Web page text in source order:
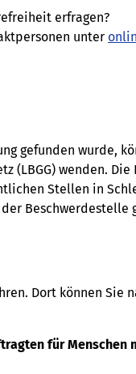
erfragen?
unter
gefunden wurde,
(LBGG) wenden.
Stellen in
Beschwerdestelle
Dort können Sie
für Menschen